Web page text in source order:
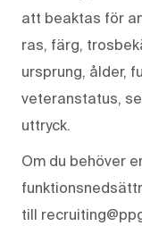
att beaktas för
ras, färg,
ursprung, ålder,
veteranstatus,
uttryck.
Om du behöver
till